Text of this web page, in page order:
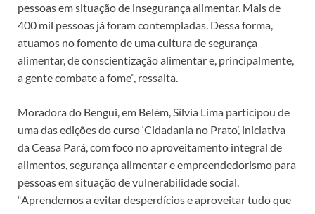
pessoas em situação de insegurança alimentar. Mais de
400 mil pessoas já foram contempladas. Dessa forma,
atuamos no fomento de uma cultura de segurança
alimentar, de conscientização alimentar e, principalmente,
a gente combate a fome”, ressalta.
Moradora do Bengui, em Belém, Sílvia Lima participou de
uma das edições do curso ‘Cidadania no Prato’, iniciativa
da Ceasa Pará, com foco no aproveitamento integral de
alimentos, segurança alimentar e empreendedorismo para
pessoas em situação de vulnerabilidade social.
“Aprendemos a evitar desperdícios e aproveitar tudo que